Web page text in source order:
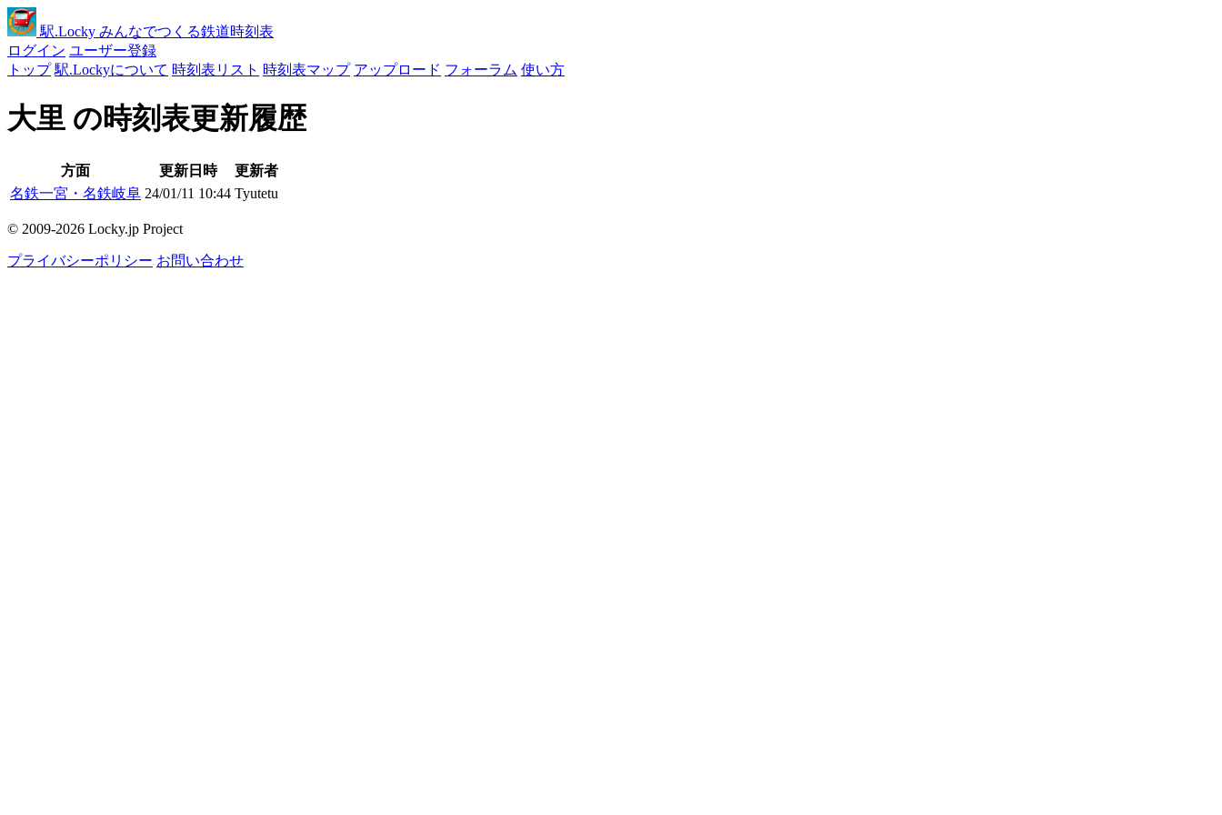
駅.Locky みんなでつくる鉄道時刻表
ログイン ユーザー登録
トップ 駅.Lockyについて 時刻表リスト 時刻表マップ アップロード フォーラム 使い方
大里 の時刻表更新履歴
方面 更新日時
更新者
名鉄一宮・名鉄岐阜 24/01/11 10:44 Tyutetu
© 2009-2026 Locky.jp Project
プライバシーポリシー お問い合わせ